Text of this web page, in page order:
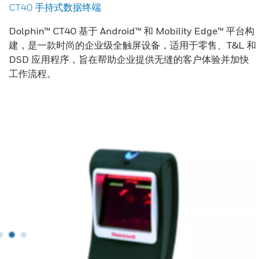
CT40 手持式数据终端
Dolphin™ CT40 基于 Android™ 和 Mobility Edge™ 平台构
建，是一款时尚的企业级全触屏设备，适用于零售、T&L 和
DSD 应用程序，旨在帮助企业提供无缝的客户体验并加快
工作流程。